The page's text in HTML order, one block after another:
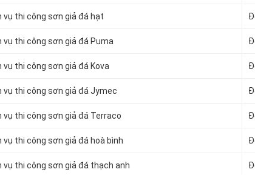
vụ thi công sơn giả đá hạt
vụ thi công sơn giả đá Puma
vụ thi công sơn giả đá Kova
vụ thi công sơn giả đá Jymec
vụ thi công sơn giả đá Terraco
vụ thi công sơn giả đá hoà bình
vụ thi công sơn giả đá thạch anh